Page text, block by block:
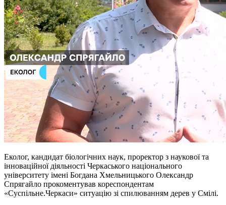
Еколог, кандидат біологічних наук, проректор з наукової та
інноваційної діяльності Черкаського національного
університету імені Богдана Хмельницького Олександр
Спрягайло прокоментував кореспондентам
«Суспільне.Черкаси» ситуацію зі спилюванням дерев у Смілі.